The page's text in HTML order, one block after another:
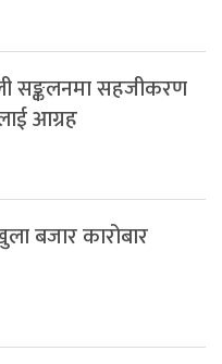
सङ्कलनमा सहजीकरण
आग्रह
बजार कारोबार